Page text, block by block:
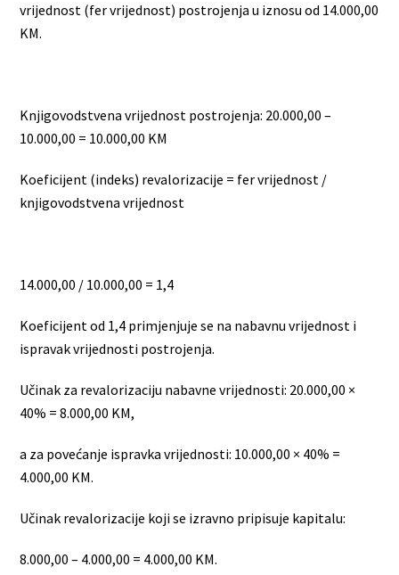
vrijednost (fer vrijednost) postrojenja u iznosu od 14.000,00
KM.
Knjigovodstvena vrijednost postrojenja: 20.000,00 –
10.000,00 = 10.000,00 KM
Koeficijent (indeks) revalorizacije = fer vrijednost /
knjigovodstvena vrijednost
14.000,00 / 10.000,00 = 1,4
Koeficijent od 1,4 primjenjuje se na nabavnu vrijednost i
ispravak vrijednosti postrojenja.
Učinak za revalorizaciju nabavne vrijednosti: 20.000,00 ×
40% = 8.000,00 KM,
a za povećanje ispravka vrijednosti: 10.000,00 × 40% =
4.000,00 KM.
Učinak revalorizacije koji se izravno pripisuje kapitalu:
8.000,00 – 4.000,00 = 4.000,00 KM.